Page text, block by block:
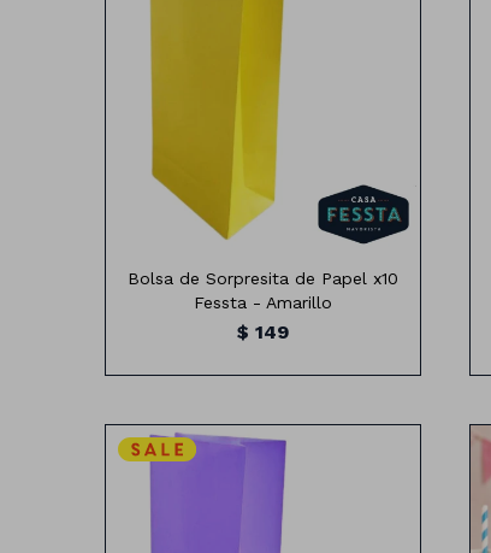
Bolsa de papel x10 unidades
Medidas:24cm x 13cm
Bolsa de Sorpresita de Papel x10
Fessta - Amarillo
$ 149